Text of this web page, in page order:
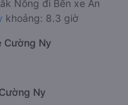
Nông đi Bến xe An
khoảng: 8.3 giờ
Cường Ny
Ny